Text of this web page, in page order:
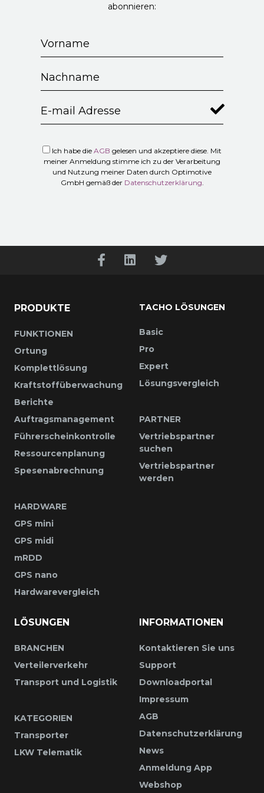
abonnieren:
Ich habe die AGB gelesen und akzeptiere diese. Mit
meiner Anmeldung stimme ich zu der Verarbeitung
und Nutzung meiner Daten durch Optimotive
GmbH gemäß der Datenschutzerklärung
PRODUKTE
FUNKTIONEN
Ortung
Komplettlösung
Kraftstoffüberwachung
Berichte
Auftragsmanagement
Führerscheinkontrolle
Ressourcenplanung
Spesenabrechnung
HARDWARE
GPS mini
GPS midi
mRDD
GPS nano
Hardwarevergleich
TACHO LÖSUNGEN
Basic
Pro
Expert
Lösungsvergleich
PARTNER
Vertriebspartner
suchen
Vertriebspartner
werden
LÖSUNGEN
BRANCHEN
Verteilerverkehr
Transport und Logistik
KATEGORIEN
Transporter
LKW Telematik
INFORMATIONEN
Kontaktieren Sie uns
Support
Downloadportal
Impressum
AGB
Datenschutzerklärung
News
Anmeldung App
Webshop